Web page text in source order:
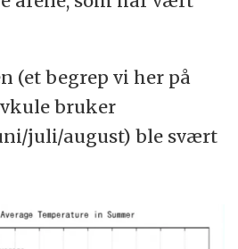
(et begrep vi her på
bruker
juli/august) ble svært